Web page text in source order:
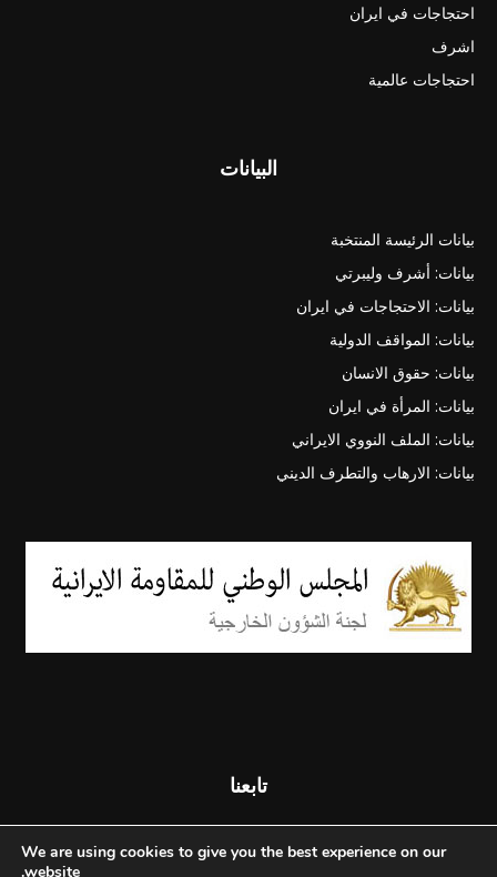
احتجاجات في ايران
اشرف
احتجاجات عالمية
البيانات
بيانات الرئيسة المنتخبة
بيانات: أشرف وليبرتي
بيانات: الاحتجاجات في ايران
بيانات: المواقف الدولية
بيانات: حقوق الانسان
بيانات: المرأة في ايران
بيانات: الملف النووي الايراني
بيانات: الارهاب والتطرف الديني
تابعنا
We are using cookies to give you the best experience on our
website.